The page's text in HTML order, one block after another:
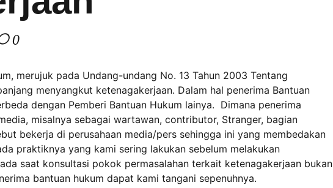
0
merujuk pada Undang-undang No. 13 Tahun 2003 Tentang
menyangkut ketenagakerjaan. Dalam hal penerima Bantuan
dengan Pemberi Bantuan Hukum lainya. Dimana penerima
misalnya sebagai wartawan, contributor, Stranger, bagian
bekerja di perusahaan media/pers sehingga ini yang membedakan
praktiknya yang kami sering lakukan sebelum melakukan
saat konsultasi pokok permasalahan terkait ketenagakerjaan bukan
bantuan hukum dapat kami tangani sepenuhnya.